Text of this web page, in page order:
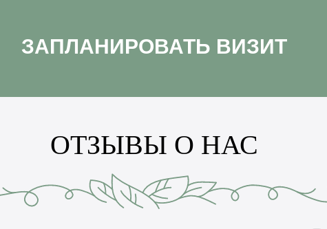
ЗАПЛАНИРОВАТЬ ВИЗИТ
ОТЗЫВЫ О НАС